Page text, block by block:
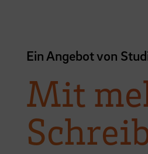
Ein Angebot von
Mit